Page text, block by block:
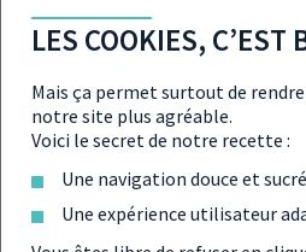
NOUVELLE BAISSE DES
LA BCE À 2,5 % EN MARS
07 Mar 2025
LES COOKIES, C’EST
Mais ça permet surtout de
notre site plus agréable.
Voici le secret de notre recette :
Une navigation douce et
Une expérience utilisateur